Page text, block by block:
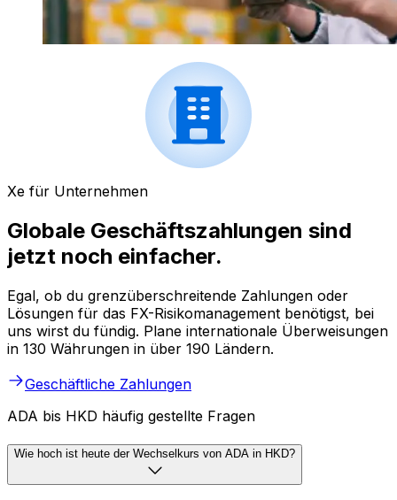
Xe für Unternehmen
Globale Geschäftszahlungen sind
jetzt noch einfacher.
Egal, ob du grenzüberschreitende Zahlungen oder
Lösungen für das FX-Risikomanagement benötigst, bei
uns wirst du fündig. Plane internationale Überweisungen
in 130 Währungen in über 190 Ländern.
Geschäftliche Zahlungen
ADA bis HKD häufig gestellte Fragen
Wie hoch ist heute der Wechselkurs von ADA in HKD?